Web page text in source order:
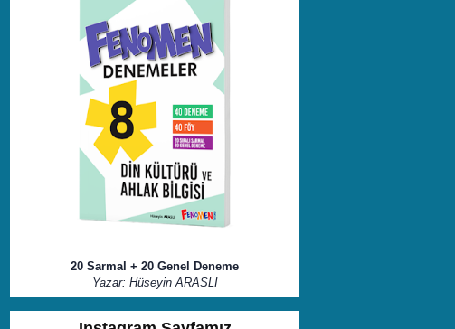
20 Sarmal + 20 Genel Deneme
Yazar: Hüseyin ARASLI